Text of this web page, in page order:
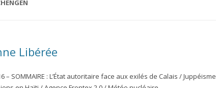
Libérée
– SOMMAIRE : L’État autoritaire face aux exilés de Calais / Juppéisme